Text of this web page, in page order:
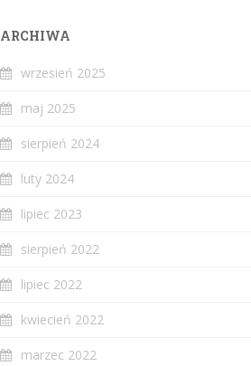
ARCHIWA
wrzesień 2025
maj 2025
sierpień 2024
luty 2024
lipiec 2023
sierpień 2022
lipiec 2022
kwiecień 2022
marzec 2022